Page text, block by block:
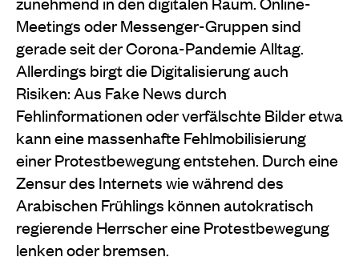
Meetings oder Messenger-Gruppen sind
gerade seit der Corona-Pandemie Alltag.
Allerdings birgt die Digitalisierung auch
Risiken: Aus Fake News durch
Fehlinformationen oder verfälschte Bilder etwa
kann eine massenhafte Fehlmobilisierung
einer Protestbewegung entstehen. Durch eine
Zensur des Internets wie während des
Arabischen Frühlings können autokratisch
regierende Herrscher eine Protestbewegung
lenken oder bremsen.